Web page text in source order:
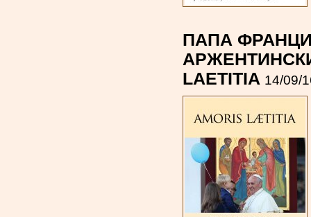
ПАПА
LAETITIA 14/09/